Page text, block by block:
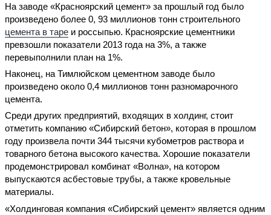
На заводе «Красноярский цемент» за прошлый год было
произведено более 0, 93 миллионов тонн строительного
цемента в таре и россыпью. Красноярские цементники
превзошли показатели 2013 года на 3%, а также
перевыполнили план на 1%.
Наконец, на Тимлюйском цементном заводе было
произведено около 0,4 миллионов тонн разномарочного
цемента.
Среди других предприятий, входящих в холдинг, стоит
отметить компанию «Сибирский бетон», которая в прошлом
году произвела почти 344 тысячи кубометров раствора и
товарного бетона высокого качества. Хорошие показатели
продемонстрировал комбинат «Волна», на котором
выпускаются асбестовые трубы, а также кровельные
материалы.
«Холдинговая компания «Сибирский цемент» является одним